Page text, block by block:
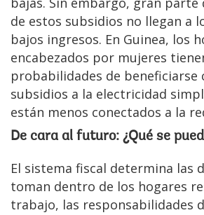
de estos subsidios no llegan a
bajos ingresos. En Guinea, los
encabezados por mujeres
probabilidades de beneficiarse
subsidios a la electricidad
están menos conectados a la
De cara al futuro: ¿Qué se
El sistema fiscal determina las
toman dentro de los hogares
trabajo, las responsabilidades